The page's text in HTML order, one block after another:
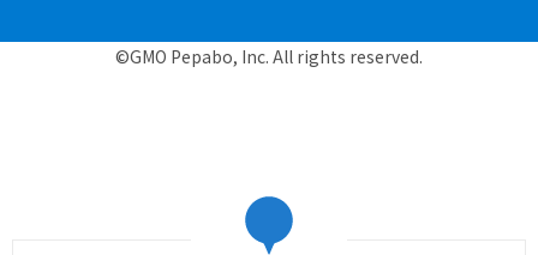
©GMO Pepabo, Inc. All rights reserved.